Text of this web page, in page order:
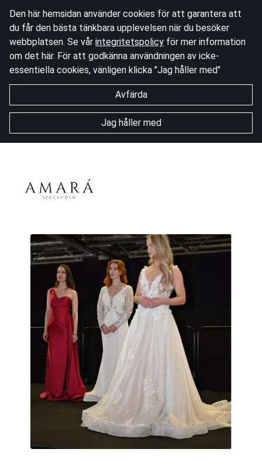
Den här hemsidan använder cookies för att garantera att
du får den bästa tänkbara upplevelsen när du besöker
webbplatsen. Se vår integritetspolicy för mer information
om det här. För att godkänna användningen av icke-
essentiella cookies, vänligen klicka "Jag håller med"
Avfärda
Jag håller med